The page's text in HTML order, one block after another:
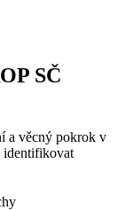
SČ
a věcný pokrok v
identifikovat